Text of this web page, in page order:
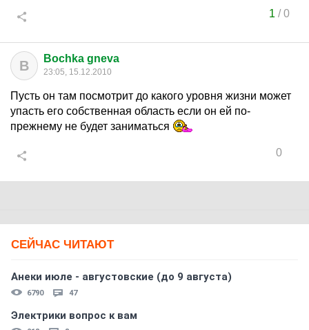
1 /0
B Bochka gneva
23:05, 15.12.2010
Пусть он там посмотрит до какого уровня жизни может
упасть его собственная область если он ей по-
прежнему не будет заниматься
0
СЕЙЧАС ЧИТАЮТ
Анеки июле - августовские (до 9 августа)
6790 47
Электрики вопрос к вам